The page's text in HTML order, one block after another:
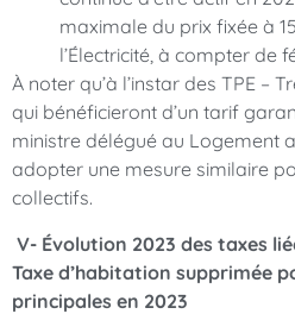
maximale du prix fixée à
l’Électricité, à compter de
À noter qu’à l’instar des TPE –
qui bénéficieront d’un tarif
ministre délégué au Logement
adopter une mesure similaire
collectifs.
V- Évolution 2023 des taxes
Taxe d’habitation supprimée
principales en 2023